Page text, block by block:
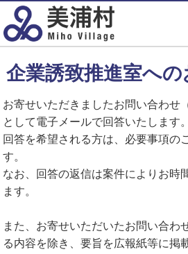
企業誘致推進室へ
お寄せいただきましたお問い合わせ
として電子メールで回答いたします。
回答を希望される方は、必要事項の
す。
なお、回答の返信は案件によりお時
ます。
また、お寄せいただいたお問い合わ
る内容を除き、要旨を広報紙等に掲